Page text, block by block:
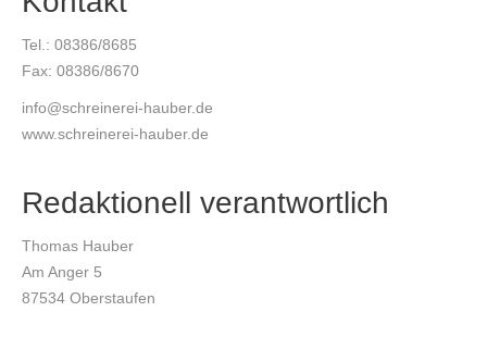
Tel.: 08386/8685
Fax: 08386/8670
info@schreinerei-hauber.de
www.schreinerei-hauber.de
Redaktionell verantwortlich
Thomas Hauber
Am Anger 5
87534 Oberstaufen